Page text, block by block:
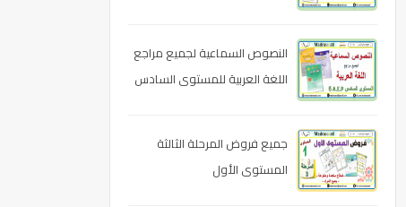
النصوص السماعية لجميع مراجع
اللغة العربية للمستوى السادس
جميع فروض المرحلة الثالثة
المستوى الأول